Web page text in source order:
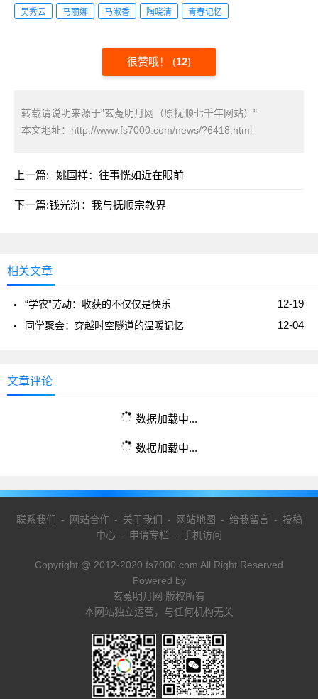
吴秀云 马丽娜 马淑香 陶晓清 青春记忆
很赞哦！ (12)
转载请说明来源于"玄菟明月网（原抚顺七千年网站）"
本文地址： http://www.fs7000.com/news/?6418.html
上一篇: 姚国祥：往事恍如近在眼前
下一篇:钱光浒：我与抚顺宗教界
相关文章
12-19
“学农”劳动：收获的不仅仅是快乐
12-04
同学聚会：穿越时空隧道的温暖记忆
文章评论
数据加载中...
数据加载中...
联系我们 - 网站合作- 关于我们 - 网站地图 - 给我留言 - 投稿
中心 - 申请专栏 - 手机访问
Copyright @ 2012-2020 fs7000.com All Right Reserved
Powered by
玄菟明月网 版权所有
本网站独立运营，与任何机构无关